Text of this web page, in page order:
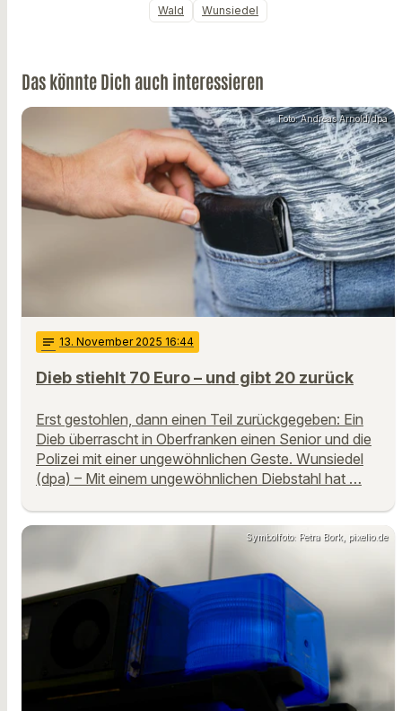
Wald
Wunsiedel
Das könnte Dich auch interessieren
Foto: Andreas Arnold/dpa
notes 13. November 2025 16:44
Dieb stiehlt 70 Euro – und gibt 20 zurück
Erst gestohlen, dann einen Teil zurückgegeben: Ein
Dieb überrascht in Oberfranken einen Senior und die
Polizei mit einer ungewöhnlichen Geste. Wunsiedel
(dpa) – Mit einem ungewöhnlichen Diebstahl hat …
Symbolfoto: Petra Bork, pixelio.de